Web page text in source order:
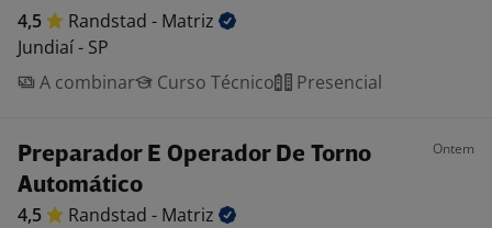
4,5 Randstad - Matriz
Jundiaí - SP
A combinar
Curso Técnico Presencial
Preparador E Operador De Torno
Automático
Ontem
4,5 Randstad - Matriz